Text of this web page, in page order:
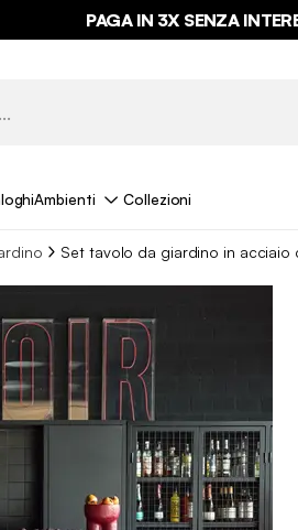
PAGA IN 3X SENZA
Ambienti Collezioni
Set tavolo da giardino in acciaio